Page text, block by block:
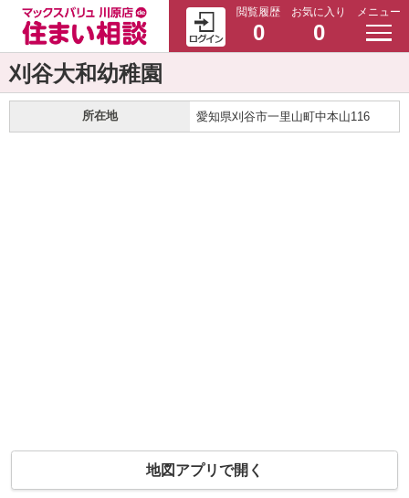
閲覧履歴
0
お気に入り
0
メニュー
刈谷大和幼稚園
所在地 愛知県刈谷市一里山町中本山116
地図アプリで開く